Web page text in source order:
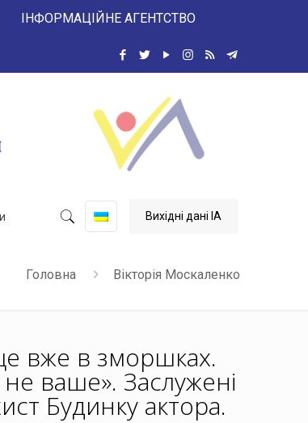
АГЕНТСТВО
Вихідні дані ІА
Головна Вікторія Москаленко
вже в зморшках.
ваше». Заслужені
Будинку актора.